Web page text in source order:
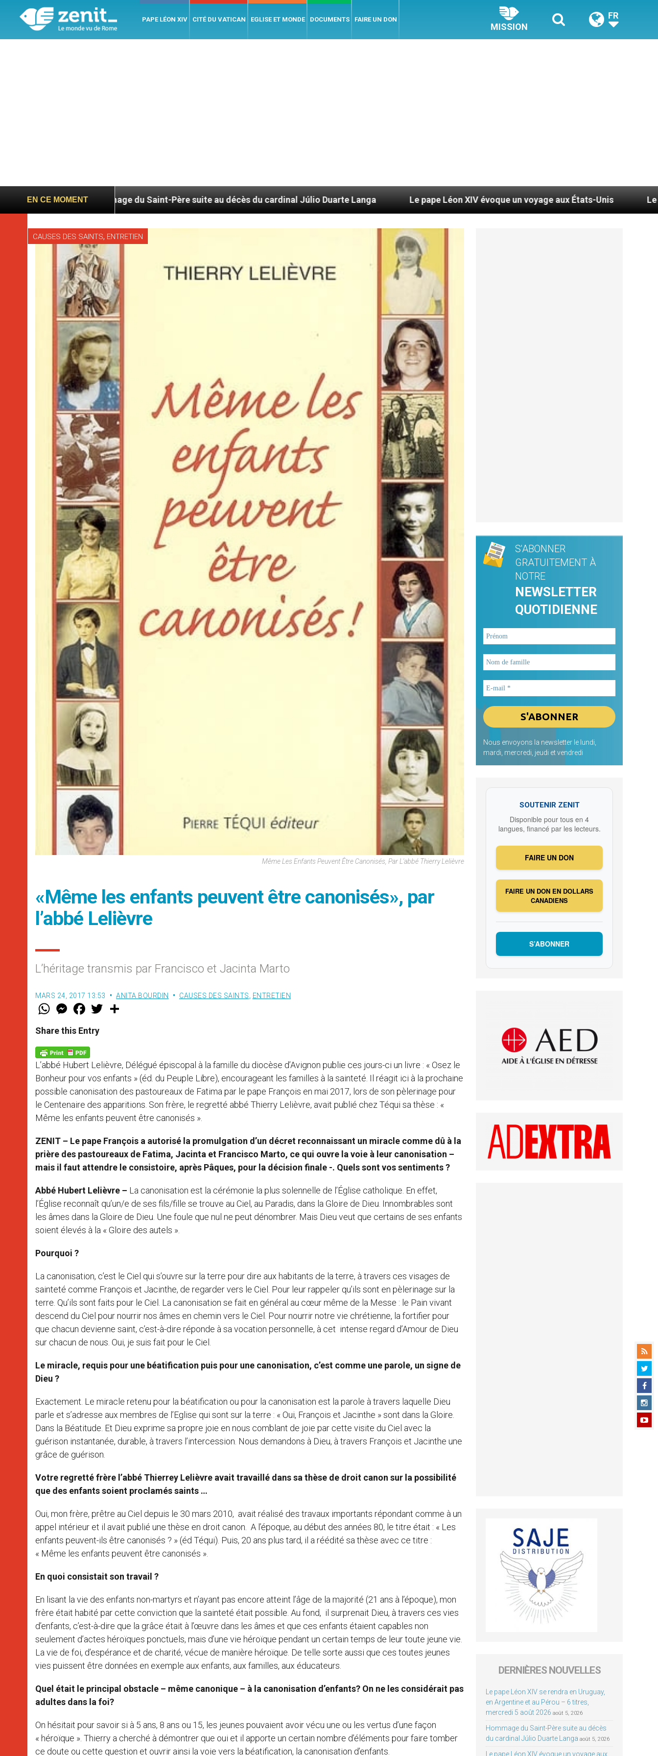
PAPE LÉON XIV CITÉ DU VATICAN EGLISE ET MONDE DOCUMENTS FAIRE UN DON
MISSION
FR
EN CE MOMENT
Hommage du Saint-Père suite au décès du cardinal Júlio Duarte Langa Le pape Léon XIV évoque un voyage aux États-Unis Le pape Léon XIV se
CAUSES DES SAINTS, ENTRETIEN
Même Les Enfants Peuvent Être Canonisés, Par L'abbé Thierry Lelièvre
«Même les enfants peuvent être canonisés», par
l’abbé Lelièvre
L’héritage transmis par Francisco et Jacinta Marto
MARS 24, 2017 13:53 ANITA BOURDIN CAUSES DES SAINTS ENTRETIEN
W
t
s
p
p
M
e
s
e
g
e
r
F
a
e
b
k
w
Share this Entry
L’abbé Hubert Lelièvre, Délégué épiscopal à la famille du diocèse d’Avignon publie ces jours-ci un livre : « Osez le
Bonheur pour vos enfants » (éd. du Peuple Libre), encourageant les familles à la sainteté. Il réagit ici à la prochaine
possible canonisation des pastoureaux de Fatima par le pape François en mai 2017, lors de son pèlerinage pour
le Centenaire des apparitions. Son frère, le regretté abbé Thierry Lelièvre, avait publié chez Téqui sa thèse : «
Même les enfants peuvent être canonisés ».
ZENIT – Le pape François a autorisé la promulgation d’un décret reconnaissant un miracle comme dû à la
prière des pastoureaux de Fatima, Jacinta et Francisco Marto, ce qui ouvre la voie à leur canonisation –
mais il faut attendre le consistoire, après Pâques, pour la décision finale -. Quels sont vos sentiments ?
Abbé Hubert Lelièvre – La canonisation est la cérémonie la plus solennelle de l’Église catholique. En effet,
l’Église reconnaît qu’un/e de ses fils/fille se trouve au Ciel, au Paradis, dans la Gloire de Dieu. Innombrables sont
les âmes dans la Gloire de Dieu. Une foule que nul ne peut dénombrer. Mais Dieu veut que certains de ses enfants
soient élevés à la « Gloire des autels ».
Pourquoi ?
La canonisation, c’est le Ciel qui s’ouvre sur la terre pour dire aux habitants de la terre, à travers ces visages de
sainteté comme François et Jacinthe, de regarder vers le Ciel. Pour leur rappeler qu’ils sont en pèlerinage sur la
terre. Qu’ils sont faits pour le Ciel. La canonisation se fait en général au cœur même de la Messe : le Pain vivant
descend du Ciel pour nourrir nos âmes en chemin vers le Ciel. Pour nourrir notre vie chrétienne, la fortifier pour
que chacun devienne saint, c’est-à-dire réponde à sa vocation personnelle, à cet intense regard d’Amour de Dieu
sur chacun de nous. Oui, je suis fait pour le Ciel.
Le miracle, requis pour une béatification puis pour une canonisation, c’est comme une parole, un signe de
Dieu ?
Exactement. Le miracle retenu pour la béatification ou pour la canonisation est la parole à travers laquelle Dieu
parle et s’adresse aux membres de l’Eglise qui sont sur la terre : « Oui, François et Jacinthe » sont dans la Gloire.
Dans la Béatitude. Et Dieu exprime sa propre joie en nous comblant de joie par cette visite du Ciel avec la
guérison instantanée, durable, à travers l’intercession. Nous demandons à Dieu, à travers François et Jacinthe une
grâce de guérison.
Votre regretté frère l’abbé Thierrey Lelièvre avait travaillé dans sa thèse de droit canon sur la possibilité
que des enfants soient proclamés saints …
Oui, mon frère, prêtre au Ciel depuis le 30 mars 2010, avait réalisé des travaux importants répondant comme à un
appel intérieur et il avait publié une thèse en droit canon. A l’époque, au début des années 80, le titre était : « Les
enfants peuvent-ils être canonisés ? » (éd Téqui). Puis, 20 ans plus tard, il a réédité sa thèse avec ce titre :
« Même les enfants peuvent être canonisés ».
En quoi consistait son travail ?
En lisant la vie des enfants non-martyrs et n’ayant pas encore atteint l’âge de la majorité (21 ans à l’époque), mon
frère était habité par cette conviction que la sainteté était possible. Au fond, il surprenait Dieu, à travers ces vies
d’enfants, c’est-à-dire que la grâce était à l’œuvre dans les âmes et que ces enfants étaient capables non
seulement d’actes héroïques ponctuels, mais d’une vie héroïque pendant un certain temps de leur toute jeune vie.
La vie de foi, d’espérance et de charité, vécue de manière héroïque. De telle sorte aussi que ces toutes jeunes
vies puissent être données en exemple aux enfants, aux familles, aux éducateurs.
Quel était le principal obstacle – même canonique – à la canonisation d’enfants? On ne les considérait pas
adultes dans la foi?
On hésitait pour savoir si à 5 ans, 8 ans ou 15, les jeunes pouvaient avoir vécu une ou les vertus d’une façon
« héroïque ». Thierry a cherché à démontrer que oui et il apporte un certain nombre d’éléments pour faire tomber
ce doute ou cette question et ouvrir ainsi la voie vers la béatification, la canonisation d’enfants.
S'ABONNER
GRATUITEMENT À
NOTRE
NEWSLETTER
QUOTIDIENNE
Nous envoyons la newsletter le lundi,
mardi, mercredi, jeudi et vendredi
SOUTENIR ZENIT
Disponible pour tous en 4
langues, financé par les lecteurs.
FAIRE UN DON
FAIRE UN DON EN DOLLARS
CANADIENS
S’ABONNER
DERNIÈRES NOUVELLES
Le pape Léon XIV se rendra en Uruguay,
en Argentine et au Pérou – 6 titres,
mercredi 5 août 2026 août 5, 2026
Hommage du Saint-Père suite au décès
du cardinal Júlio Duarte Langa août 5, 2026
Le pape Léon XIV évoque un voyage aux